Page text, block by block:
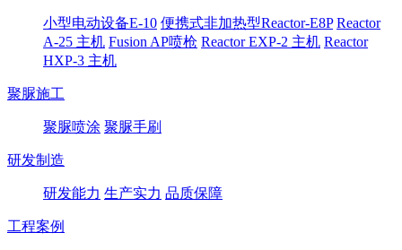
小型电动设备E-10 便携式非加热型Reactor-E8P Reactor
A-25 主机 Fusion AP喷枪 Reactor EXP-2 主机 Reactor
HXP-3 主机
聚脲施工
聚脲喷涂 聚脲手刷
研发制造
研发能力 生产实力 品质保障
工程案例